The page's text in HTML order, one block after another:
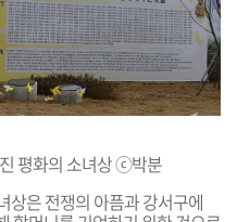
평화의 소녀상 ⓒ박분
상은 전쟁의 아픔과 강서구에